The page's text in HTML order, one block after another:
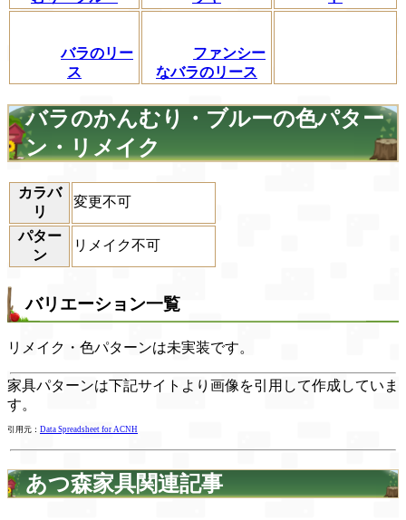
バラのリー
ス
ファンシー
なバラのリース
バラのかんむり・ブルーの色パター
ン・リメイク
カラバ
リ
変更不可
パター
ン
リメイク不可
バリエーション一覧
リメイク・色パターンは未実装です。
家具パターンは下記サイトより画像を引用して作成していま
す。
引用元： Data Spreadsheet for ACNH
あつ森家具関連記事